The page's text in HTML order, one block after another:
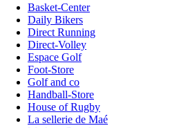
Basket-Center
Daily Bikers
Direct Running
Direct-Volley
Espace Golf
Foot-Store
Golf and co
Handball-Store
House of Rugby
La sellerie de Maé